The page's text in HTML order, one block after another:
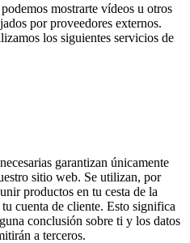
mostrarte vídeos u otros
por proveedores externos.
los siguientes servicios de
garantizan únicamente
sitio web. Se utilizan, por
productos en tu cesta de la
cuenta de cliente. Esto significa
conclusión sobre ti y los datos
a terceros.